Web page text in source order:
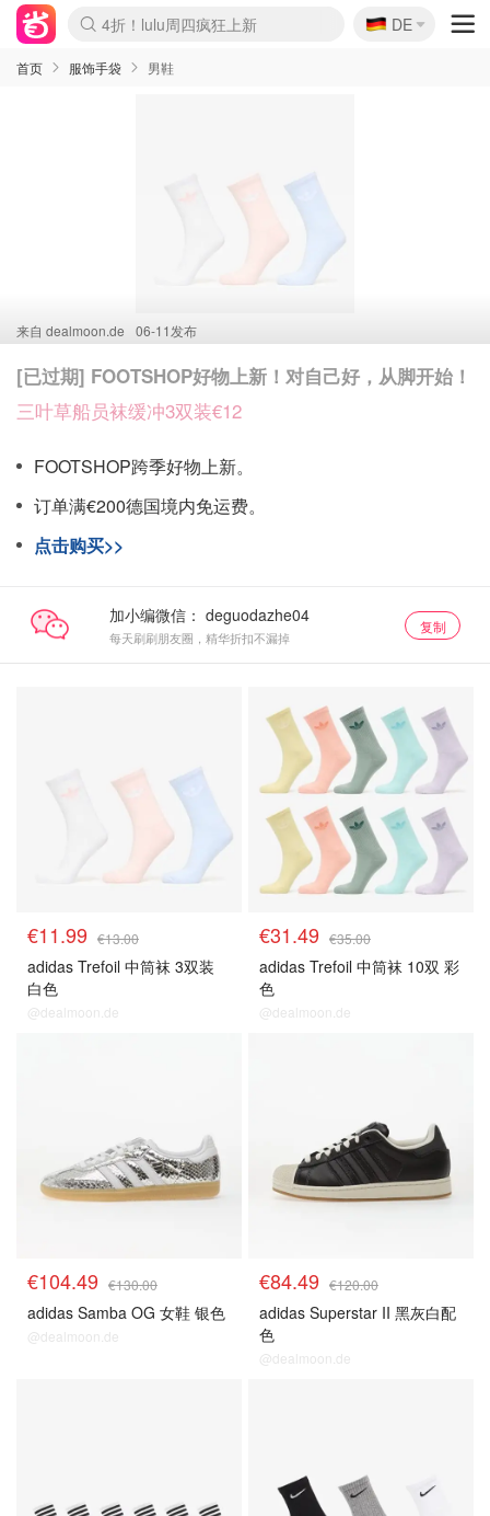
Boticinal 夏促开抢！
4折！lulu周四疯狂上新
还没结束！&OtherStories大促
Joybuy变相75折 随时失效
速领！Stanley独家85折
疑似霸哥！Camper额外叠85折
Zalando 奥莱闪促！每日更新
Moncler反季囤！5折起+叠9折
Coach Brooklyn仅€192
🇩🇪
DE
首页 服饰手袋 男鞋
来自 dealmoon.de 06-11发布
[已过期] FOOTSHOP好物上新！对自己好，从脚开始！
三叶草船员袜缓冲3双装€12
FOOTSHOP跨季好物上新。
订单满€200德国境内免运费。
点击购买>>
加小编微信：
每天刷刷朋友圈，精华折扣不漏掉
复制
€11.99 €13.00
adidas Trefoil 中筒袜 3双装
白色
@dealmoon.de
€31.49 €35.00
adidas Trefoil 中筒袜 10双 彩
色
@dealmoon.de
€104.49 €130.00
adidas Samba OG 女鞋 银色
@dealmoon.de
€84.49 €120.00
adidas Superstar II 黑灰白配
色
@dealmoon.de